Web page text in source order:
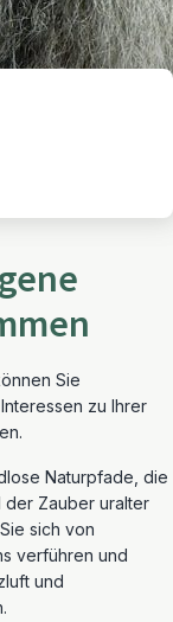
Sie
zu Ihrer
Naturpfade, die
der Zauber uralter
sich von
verführen und
und